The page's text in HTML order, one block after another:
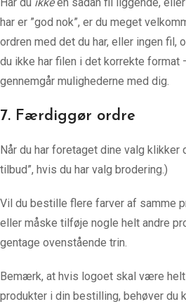
har er ”god nok”, er du meget
ordren med det du har, eller ingen fil,
du ikke har filen i det korrekte format
gennemgår mulighederne med dig.
7. Færdiggør ordre
Når du har foretaget dine valg klikker
tilbud”, hvis du har valg brodering.)
Vil du bestille flere farver af samme
eller måske tilføje nogle helt andre
gentage ovenstående trin.
Bemærk, at hvis logoet skal være
produkter i din bestilling, behøver du